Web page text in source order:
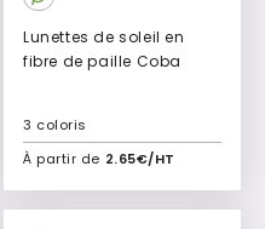
Lunettes de soleil en
fibre de paille Coba
À partir de 2.65€/HT
3 coloris
Ajouter à mon devis